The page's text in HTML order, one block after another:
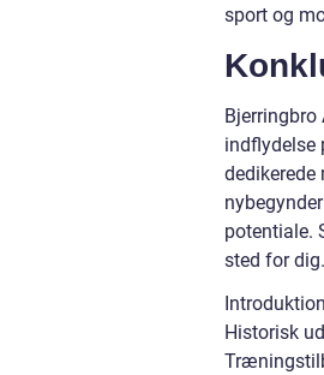
sport og
indflydelse
dedikerede
potentiale.
sted for dig.
Introduktion
Historisk